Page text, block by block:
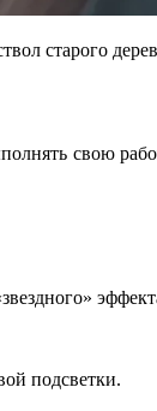
старого
свою
подсветки.